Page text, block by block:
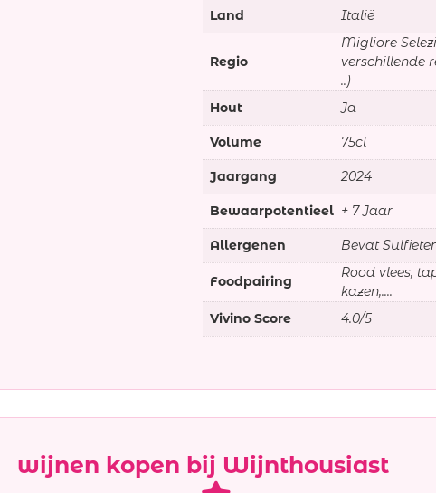
Land Italië
Regio
Migliore
verschillende
..)
Hout
Ja
Volume 75cl
Jaargang 2024
Bewaarpotentieel + 7 Jaar
Allergenen Bevat
Foodpairing
Rood vlees,
kazen,....
Vivino Score
4.0/5
wijnen kopen bij Wijnthousiast